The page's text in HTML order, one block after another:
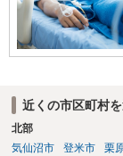
近くの市区町村
北部
気仙沼市
登米市 栗